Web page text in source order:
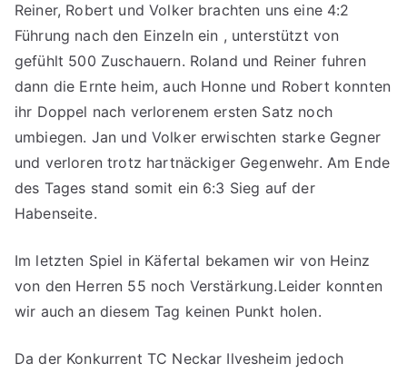
Reiner, Robert und Volker brachten uns eine 4:2
Führung nach den Einzeln ein , unterstützt von
gefühlt 500 Zuschauern. Roland und Reiner fuhren
dann die Ernte heim, auch Honne und Robert konnten
ihr Doppel nach verlorenem ersten Satz noch
umbiegen. Jan und Volker erwischten starke Gegner
und verloren trotz hartnäckiger Gegenwehr. Am Ende
des Tages stand somit ein 6:3 Sieg auf der
Habenseite.
Im letzten Spiel in Käfertal bekamen wir von Heinz
von den Herren 55 noch Verstärkung.Leider konnten
wir auch an diesem Tag keinen Punkt holen.
Da der Konkurrent TC Neckar Ilvesheim jedoch